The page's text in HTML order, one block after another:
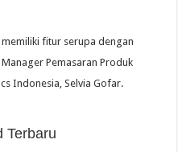
memiliki fitur serupa dengan
Pemasaran Produk
Indonesia, Selvia Gofar.
Terbaru